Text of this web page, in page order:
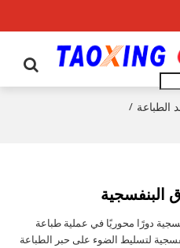
الطباعة /
البنفسجية
دورًا محوريًا في عملية طباعة
لتسليط الضوء على حبر الطباعة